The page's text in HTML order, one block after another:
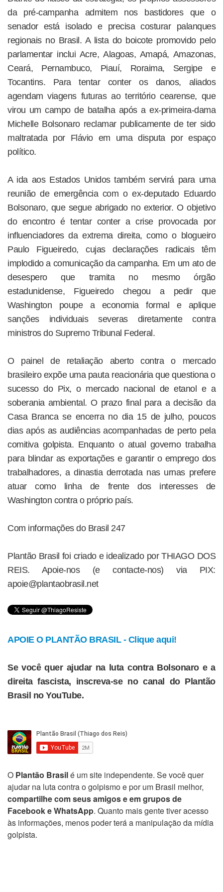
da pré-campanha admitem nos bastidores que o
senador está isolado e precisa costurar palanques
regionais no Brasil. A lista do boicote promovido pelo
parlamentar inclui Acre, Alagoas, Amapá, Amazonas,
Ceará, Pernambuco, Piauí, Roraima, Sergipe e
Tocantins. Para tentar conter os danos, aliados
agendam viagens futuras ao território cearense, que
virou um campo de batalha após a ex-primeira-dama
Michelle Bolsonaro reclamar publicamente de ter sido
maltratada por Flávio em uma disputa por espaço
político.
A ida aos Estados Unidos também servirá para uma
reunião de emergência com o ex-deputado Eduardo
Bolsonaro, que segue abrigado no exterior. O objetivo
do encontro é tentar conter a crise provocada por
influenciadores da extrema direita, como o blogueiro
Paulo Figueiredo, cujas declarações radicais têm
implodido a comunicação da campanha. Em um ato de
desespero que tramita no mesmo órgão
estadunidense, Figueiredo chegou a pedir que
Washington poupe a economia formal e aplique
sanções individuais severas diretamente contra
ministros do Supremo Tribunal Federal.
O painel de retaliação aberto contra o mercado
brasileiro expõe uma pauta reacionária que questiona o
sucesso do Pix, o mercado nacional de etanol e a
soberania ambiental. O prazo final para a decisão da
Casa Branca se encerra no dia 15 de julho, poucos
dias após as audiências acompanhadas de perto pela
comitiva golpista. Enquanto o atual governo trabalha
para blindar as exportações e garantir o emprego dos
trabalhadores, a dinastia derrotada nas urnas prefere
atuar como linha de frente dos interesses de
Washington contra o próprio país.
Com informações do Brasil 247
Plantão Brasil foi criado e idealizado por THIAGO DOS
REIS. Apoie-nos (e contacte-nos) via PIX:
apoie@plantaobrasil.net
APOIE O PLANTÃO BRASIL - Clique aqui!
Se você quer ajudar na luta contra Bolsonaro e a
direita fascista, inscreva-se no canal do Plantão
Brasil no YouTube.
O Plantão Brasilé um site independente. Se você quer
ajudar na luta contra o golpismo e por um Brasil melhor,
compartilhe com seus amigos e em grupos de
Facebook e WhatsApp. Quanto mais gente tiver acesso
às informações, menos poder terá a manipulação da mídia
golpista.